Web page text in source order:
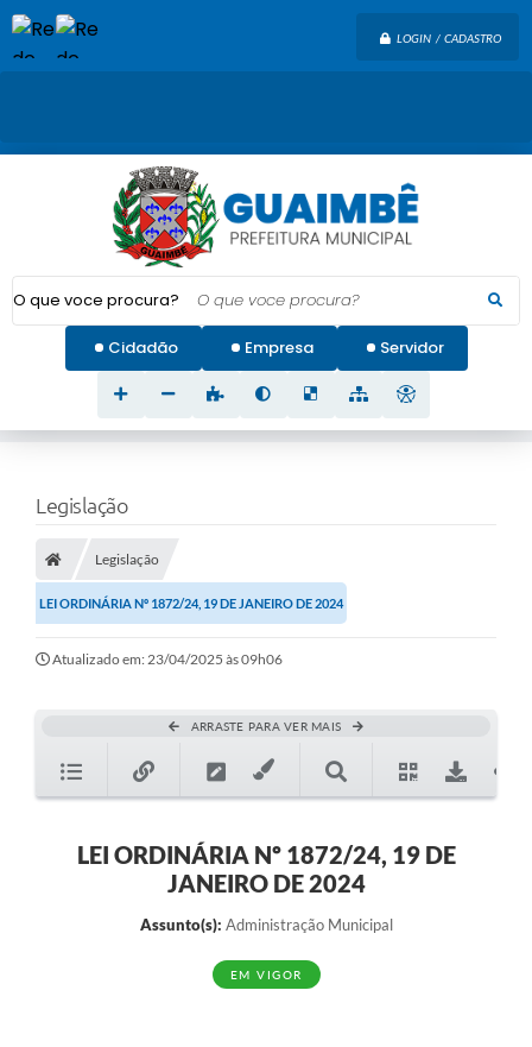
LOGIN / CADASTRO
O que voce procura?
Cidadão Empresa Servidor
Legislação
Legislação
LEI ORDINÁRIA Nº 1872/24, 19 DE JANEIRO DE 2024
Atualizado em: 23/04/2025 às 09h06
ARRASTE PARA VER MAIS
LEI ORDINÁRIA Nº 1872/24, 19 DE
JANEIRO DE 2024
Assunto(s): Administração Municipal
EM VIGOR